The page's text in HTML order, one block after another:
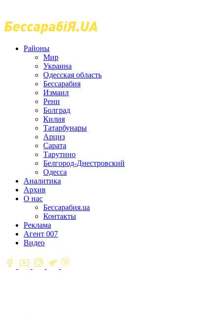
Районы
Мир
Украина
Одесская область
Бессарабия
Измаил
Рени
Болград
Килия
Татарбунары
Арциз
Сарата
Тарутино
Белгород-Днестровский
Одесса
Аналитика
Архив
О нас
Бессарабия.ua
Контакты
Реклама
Агент 007
Видео